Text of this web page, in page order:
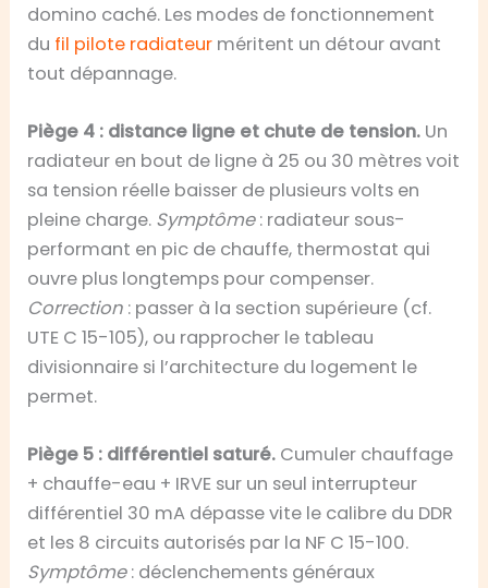
domino caché. Les modes de fonctionnement
du fil pilote radiateur méritent un détour avant
tout dépannage.
Piège 4 : distance ligne et chute de tension. Un
radiateur en bout de ligne à 25 ou 30 mètres voit
sa tension réelle baisser de plusieurs volts en
pleine charge. Symptôme: radiateur sous-
performant en pic de chauffe, thermostat qui
ouvre plus longtemps pour compenser.
Correction : passer à la section supérieure (cf.
UTE C 15-105), ou rapprocher le tableau
divisionnaire si l’architecture du logement le
permet.
Piège 5 : différentiel saturé. Cumuler chauffage
+ chauffe-eau + IRVE sur un seul interrupteur
différentiel 30 mA dépasse vite le calibre du DDR
et les 8 circuits autorisés par la NF C 15-100.
Symptôme: déclenchements généraux